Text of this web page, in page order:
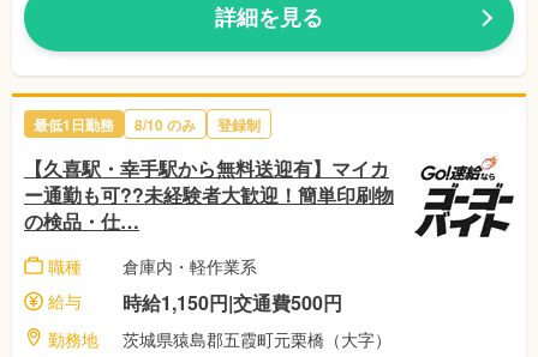
詳細を見る
最低1日勤務 8/10 のみ 登録制
【久喜駅・幸手駅から無料送迎有】マイカ
ー通勤も可??未経験者大歓迎！簡単印刷物
の検品・仕…
職種
倉庫内・軽作業系
給与
時給1,150円|交通費500円
勤務地
茨城県猿島郡五霞町元栗橋（大字）